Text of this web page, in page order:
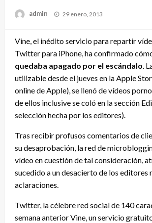
admin
Publicado
29 enero, 2013
Vine, el inédito servicio para repartir
Twitter para iPhone, ha confirmado
quedaba apagado por el escándalo.
utilizable desde el jueves en la Apple
online de Apple), se llenó de vídeos
de ellos inclusive se coló en la sección
selección hecha por los editores).
Tras recibir profusos comentarios de
su desaprobación, la red de
vídeo en cuestión de tal consideración,
sucedido a un desacierto de los editores
aclaraciones.
Twitter, la célebre red social de 140
semana anterior Vine, un servicio